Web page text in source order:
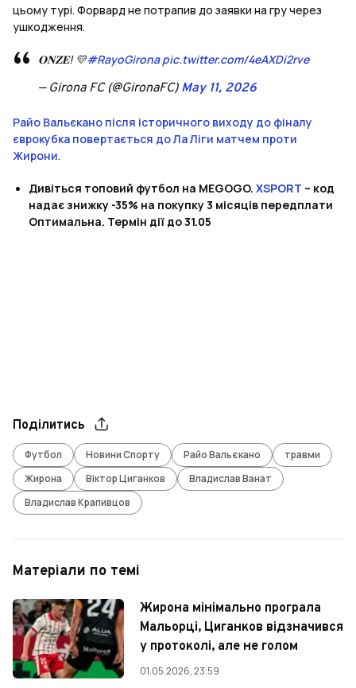
цьому турі. Форвард не потрапив до заявки на гру через
ушкодження.
𝐎𝐍𝐙𝐄! 💛#RayoGirona pic.twitter.com/4eAXDi2rve
— Girona FC (@GironaFC) May 11, 2026
Райо Вальєкано після історичного виходу до фіналу
єврокубка повертається до Ла Ліги матчем проти
Жирони.
Дивіться топовий футбол на MEGOGO. XSPORT – код
надає знижку -35% на покупку 3 місяців передплати
Оптимальна. Термін дії до 31.05
Поділитись
Футбол Новини Спорту Райо Вальєкано
травми
Жирона
Віктор Циганков
Владислав Ванат
Владислав Крапивцов
Матеріали по темі
Жирона мінімально програла
Мальорці, Циганков відзначився
у протоколі, але не голом
01.05.2026, 23:59